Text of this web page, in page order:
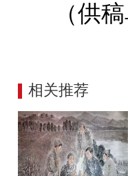
（供
相关推荐